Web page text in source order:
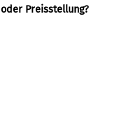
Preisstellung?